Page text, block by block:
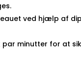
ved hjælp af
minutter for at